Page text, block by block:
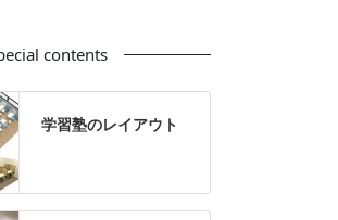
contents
学習塾のレイアウト